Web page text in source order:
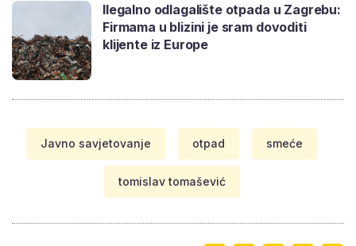
Ilegalno odlagalište otpada u Zagrebu:
Firmama u blizini je sram dovoditi
klijente iz Europe
Javno savjetovanje otpad smeće
tomislav tomašević